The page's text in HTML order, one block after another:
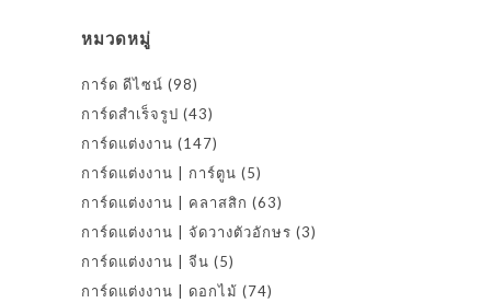
หมวดหมู่
การ์ด ดีไซน์ (98)
การ์ดสำเร็จรูป (43)
การ์ดแต่งงาน (147)
การ์ดแต่งงาน | การ์ตูน (5)
การ์ดแต่งงาน | คลาสสิก (63)
การ์ดแต่งงาน | จัดวางตัวอักษร (3)
การ์ดแต่งงาน | จีน (5)
การ์ดแต่งงาน | ดอกไม้ (74)